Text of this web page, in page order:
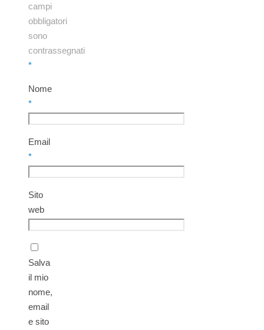
campi
obbligatori
sono
contrassegnati
*
Nome
*
Email
*
Sito
web
Salva
il mio
nome,
email
e sito